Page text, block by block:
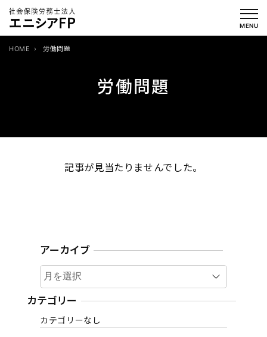
を
MENU
労働問題
HOME 労働問題
記事が見当たりませんでした。
アーカイブ
ア
ー
カ
ブ
カテゴリー
カテゴリーなし